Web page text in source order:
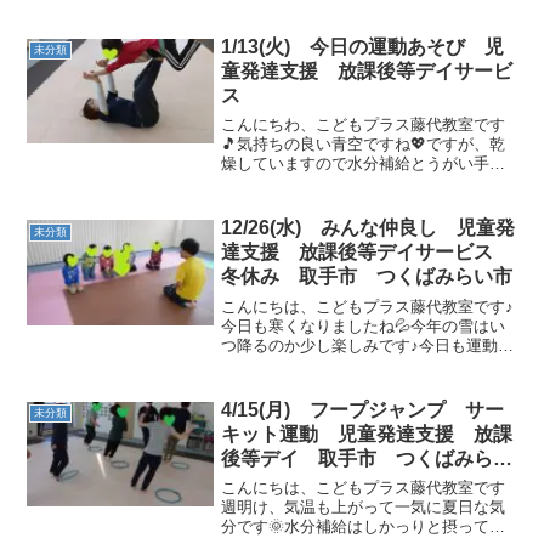
未分類
1/13(火) 今日の運動あそび 児
童発達支援 放課後等デイサービ
ス
こんにちわ、こどもプラス藤代教室です
🎵気持ちの良い青空ですね💖ですが、乾
燥していますので水分補給とうがい手洗
た😁先生に持ち上げてもらって、飛行機
～🛫次は、先生も混ざっ...
未分類
12/26(水) みんな仲良し 児童発
達支援 放課後等デイサービス
冬休み 取手市 つくばみらい市
こんにちは、こどもプラス藤代教室です♪
今日も寒くなりましたね💦今年の雪はい
つ降るのか少し楽しみです♪今日も運動あ
～！」「はーい！」動物ヨーイドン 今日
は何のカードが出され...
未分類
4/15(月) フープジャンプ サー
キット運動 児童発達支援 放課
後等デイ 取手市 つくばみらい
市
こんにちは、こどもプラス藤代教室です
週明け、気温も上がって一気に夏日な気
分です🌞水分補給はしかっりと摂って